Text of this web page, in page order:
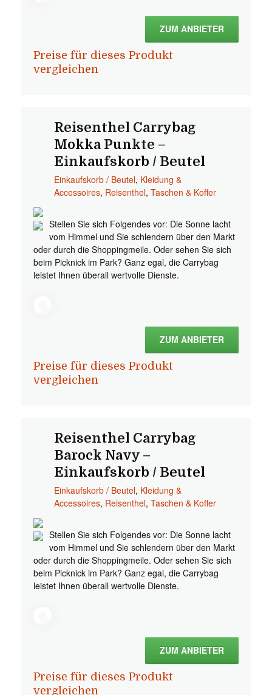
ZUM ANBIETER
Preise für dieses Produkt
vergleichen
Reisenthel Carrybag
Mokka Punkte –
Einkaufskorb / Beutel
Einkaufskorb / Beutel, Kleidung &
Accessoires, Reisenthel, Taschen & Koffer
Stellen Sie sich Folgendes vor: Die Sonne lacht
vom Himmel und Sie schlendern über den Markt
oder durch die Shoppingmeile. Oder sehen Sie sich
beim Picknick im Park? Ganz egal, die Carrybag
leistet Ihnen überall wertvolle Dienste.
ZUM ANBIETER
Preise für dieses Produkt
vergleichen
Reisenthel Carrybag
Barock Navy –
Einkaufskorb / Beutel
Einkaufskorb / Beutel, Kleidung &
Accessoires, Reisenthel, Taschen & Koffer
Stellen Sie sich Folgendes vor: Die Sonne lacht
vom Himmel und Sie schlendern über den Markt
oder durch die Shoppingmeile. Oder sehen Sie sich
beim Picknick im Park? Ganz egal, die Carrybag
leistet Ihnen überall wertvolle Dienste.
ZUM ANBIETER
Preise für dieses Produkt
vergleichen